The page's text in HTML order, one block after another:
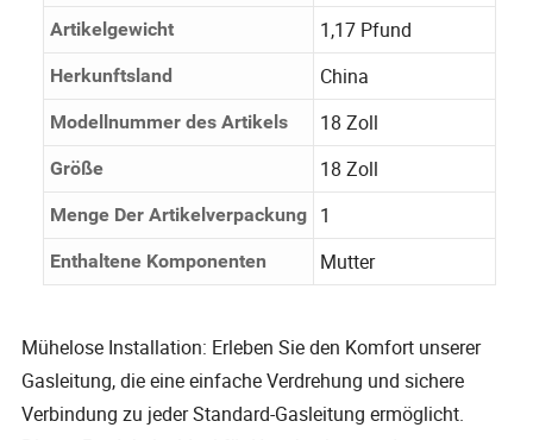
Artikelgewicht 1,17 Pfund
Herkunftsland China
Modellnummer des Artikels 18 Zoll
Größe 18 Zoll
Menge Der Artikelverpackung 1
Enthaltene Komponenten Mutter
Mühelose Installation: Erleben Sie den Komfort unserer
Gasleitung, die eine einfache Verdrehung und sichere
Verbindung zu jeder Standard-Gasleitung ermöglicht.